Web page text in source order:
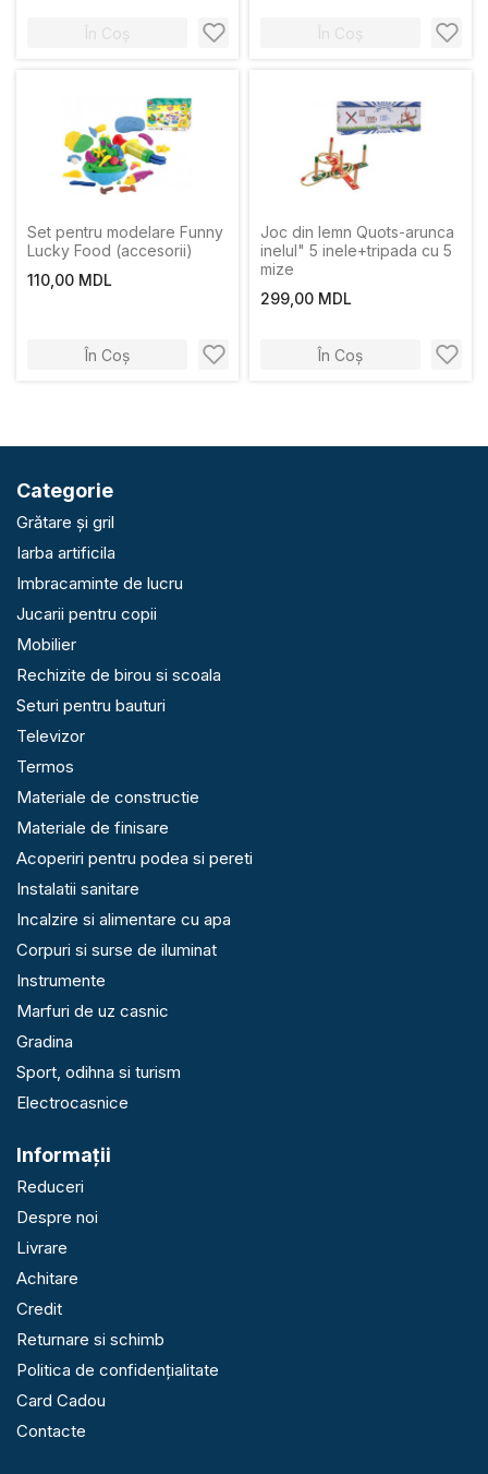
În Coș În Coș
Set pentru modelare Funny
Lucky Food (accesorii)
110,00 MDL
În Coș
Joc din lemn Quots-arunca
inelul" 5 inele+tripada cu 5
mize
299,00 MDL
În Coș
Categorie
Grătare și gril
Iarba artificila
Imbracaminte de lucru
Jucarii pentru copii
Mobilier
Rechizite de birou si scoala
Seturi pentru bauturi
Televizor
Termos
Materiale de constructie
Materiale de finisare
Acoperiri pentru podea si pereti
Instalatii sanitare
Incalzire si alimentare cu apa
Corpuri si surse de iluminat
Instrumente
Marfuri de uz casnic
Gradina
Sport, odihna si turism
Electrocasnice
Informaţii
Reduceri
Despre noi
Livrare
Achitare
Credit
Returnare si schimb
Politica de confidențialitate
Card Cadou
Contacte